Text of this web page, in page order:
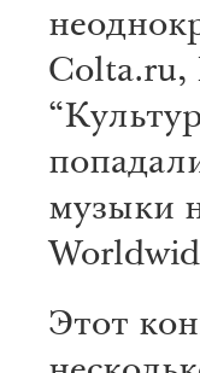
Colta.ru,
музыки
Этот